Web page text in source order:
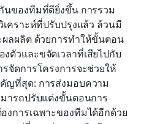
นของทีมที่ดียิ่งขึ้น การรวม
คราะห์ที่ปรับปรุงแล้ว ล้วนมี
ลผลิต ด้วยการทำให้ขั้นตอน
ตัวและขจัดเวลาที่เสียไปกับ
จัดการโครงการจะช่วยให้
ญที่สุด: การส่งมอบความ
ารถปรับแต่งขั้นตอนการ
งการเฉพาะของทีมได้อีกด้วย